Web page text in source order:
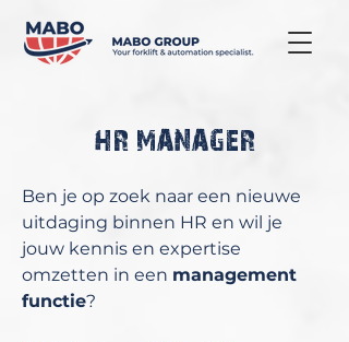
HR MANAGER
Ben je op zoek naar een nieuwe
uitdaging binnen HR en wil je
jouw kennis en expertise
omzetten in een management
functie?